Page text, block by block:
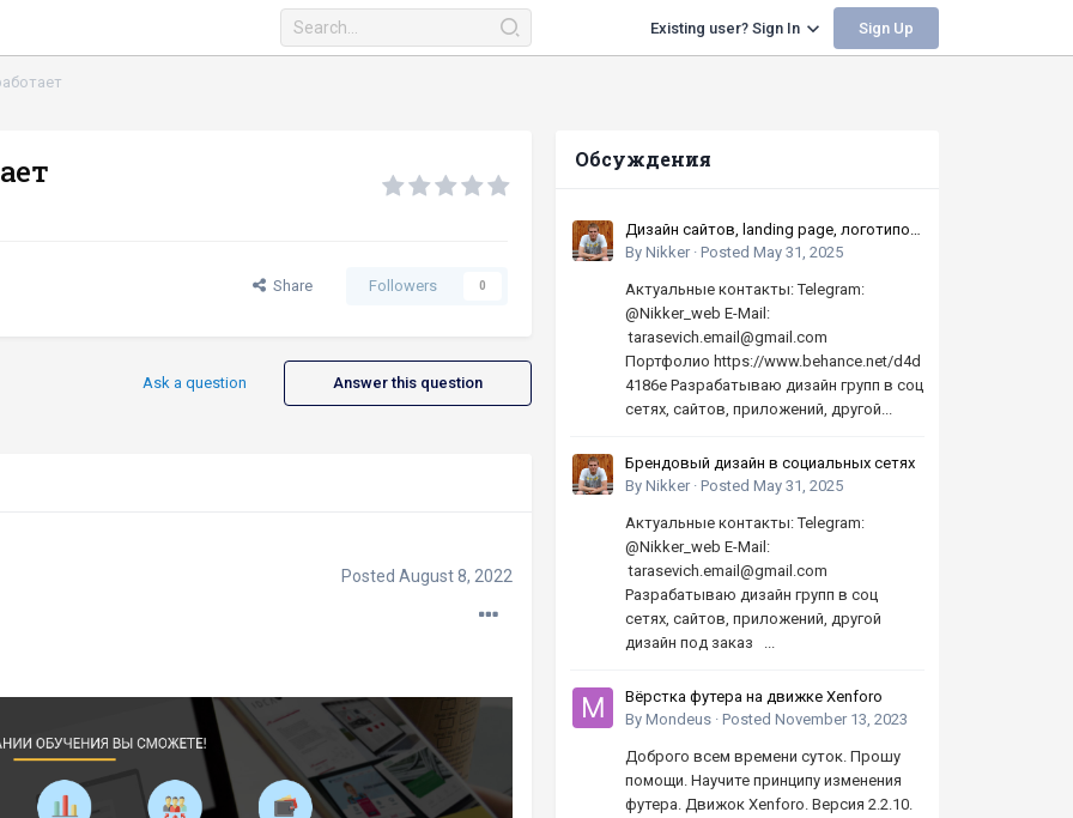
Existing user? Sign In Sign Up
Share Followers 0
Answer this question
Ask a question
Posted August 8, 2022
Обсуждения
Дизайн сайтов, landing page, логотипов,
баннеров, шапок | Высокое качество,
By Nikker · Posted May 31, 2025
Актуальные контакты: Telegram:
@Nikker_web E-Mail:
tarasevich.email@gmail.com
Портфолио https://www.behance.net/d4d
4186e Разрабатываю дизайн групп в соц
сетях, сайтов, приложений, другой...
Брендовый дизайн в социальных сетях
By Nikker · Posted May 31, 2025
Актуальные контакты: Telegram:
@Nikker_web E-Mail:
tarasevich.email@gmail.com
Разрабатываю дизайн групп в соц
сетях, сайтов, приложений, другой
дизайн под заказ ...
Вёрстка футера на движке Xenforo
By Mondeus · Posted November 13, 2023
Доброго всем времени суток. Прошу
помощи. Научите принципу изменения
футера. Движок Xenforo. Версия 2.2.10.